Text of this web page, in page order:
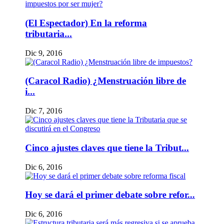
(El Espectador) En la reforma
tributaria...
Dic 9, 2016
(Caracol Radio) ¿Menstruación libre de
i...
Dic 7, 2016
Cinco ajustes claves que tiene la Tribut...
Dic 6, 2016
Hoy se dará el primer debate sobre refor...
Dic 6, 2016